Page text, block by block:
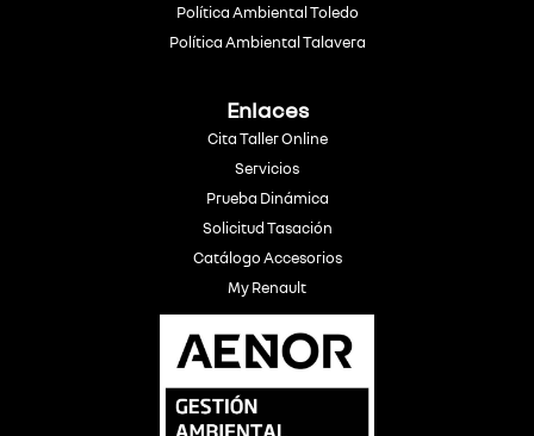
Política Ambiental Toledo
Política Ambiental Talavera
Enlaces
Cita Taller Online
Servicios
Prueba Dinámica
Solicitud Tasación
Catálogo Accesorios
My Renault